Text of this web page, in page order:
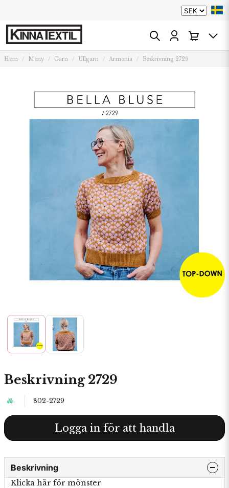
Hem Meny Garn Ullgarn Armonia Beskrivning 2729
Beskrivning 2729
802-2729
Logga in för att handla
Beskrivning
Klicka här för mönster